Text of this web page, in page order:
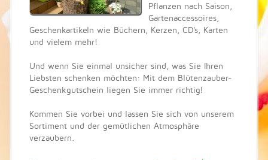
Pflanzen nach Saison,
Gartenaccessoires,
Geschenkartikeln wie Büchern, Kerzen, CD's, Karten
und vielem mehr!
Und wenn Sie einmal unsicher sind, was Sie Ihren
Liebsten schenken möchten: Mit dem Blütenzauber-
Geschenkgutschein liegen Sie immer richtig!
Kommen Sie vorbei und lassen Sie sich von unserem
Sortiment und der gemütlichen Atmosphäre
verzaubern.